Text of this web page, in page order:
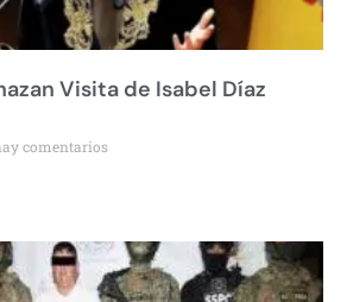
Visita de Isabel Díaz
comentarios